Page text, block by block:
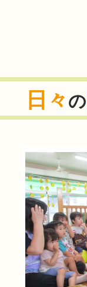
日々 の